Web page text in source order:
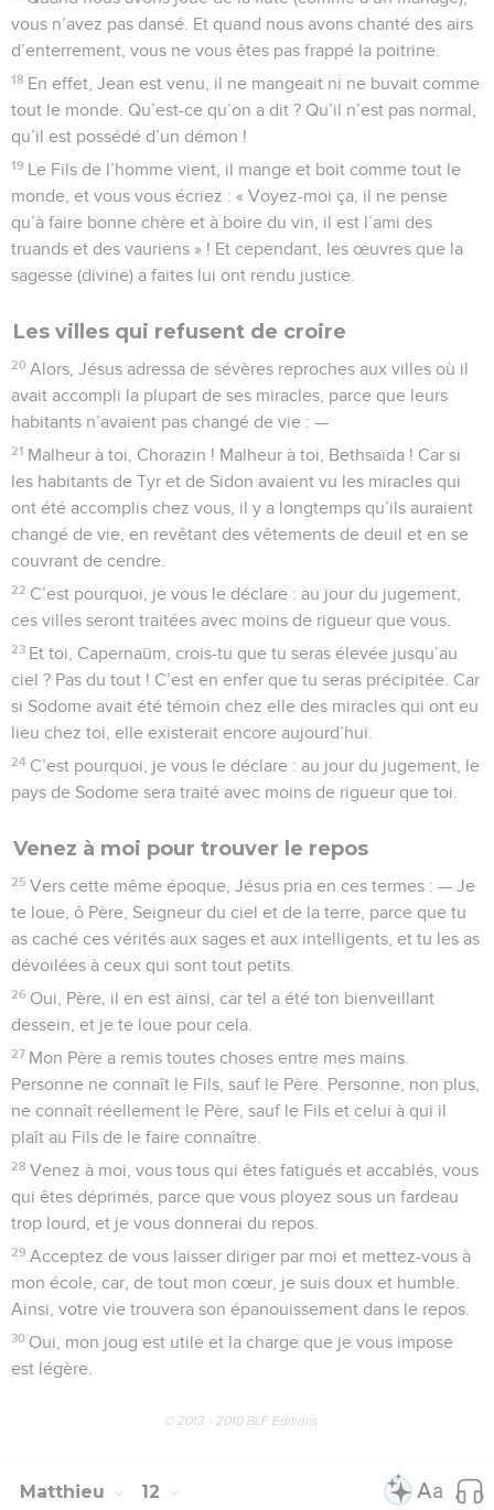
vous n’avez pas dansé. Et quand nous avons chanté des airs
d’enterrement, vous ne vous êtes pas frappé la poitrine.
18 En effet, Jean est venu, il ne mangeait ni ne buvait comme
tout le monde. Qu’est-ce qu’on a dit ? Qu’il n’est pas normal,
qu’il est possédé d’un démon !
19 Le Fils de l’homme vient, il mange et boit comme tout le
monde, et vous vous écriez : « Voyez-moi ça, il ne pense
qu’à faire bonne chère et à boire du vin, il est l’ami des
truands et des vauriens » ! Et cependant, les œuvres que la
sagesse (divine) a faites lui ont rendu justice.
Les villes qui refusent de croire
20 Alors, Jésus adressa de sévères reproches aux villes où il
avait accompli la plupart de ses miracles, parce que leurs
habitants n’avaient pas changé de vie : —
21 Malheur à toi, Chorazin ! Malheur à toi, Bethsaïda ! Car si
les habitants de Tyr et de Sidon avaient vu les miracles qui
ont été accomplis chez vous, il y a longtemps qu’ils auraient
changé de vie, en revêtant des vêtements de deuil et en se
couvrant de cendre.
22 C’est pourquoi, je vous le déclare : au jour du jugement,
ces villes seront traitées avec moins de rigueur que vous.
23 Et toi, Capernaüm, crois-tu que tu seras élevée jusqu’au
ciel ? Pas du tout ! C’est en enfer que tu seras précipitée. Car
si Sodome avait été témoin chez elle des miracles qui ont eu
lieu chez toi, elle existerait encore aujourd’hui.
24 C’est pourquoi, je vous le déclare : au jour du jugement, le
pays de Sodome sera traité avec moins de rigueur que toi.
Venez à moi pour trouver le repos
25 Vers cette même époque, Jésus pria en ces termes : — Je
te loue, ô Père, Seigneur du ciel et de la terre, parce que tu
as caché ces vérités aux sages et aux intelligents, et tu les as
dévoilées à ceux qui sont tout petits.
26 Oui, Père, il en est ainsi, car tel a été ton bienveillant
dessein, et je te loue pour cela.
27 Mon Père a remis toutes choses entre mes mains.
Personne ne connaît le Fils, sauf le Père. Personne, non plus,
ne connaît réellement le Père, sauf le Fils et celui à qui il
plaît au Fils de le faire connaître.
28 Venez à moi, vous tous qui êtes fatigués et accablés, vous
qui êtes déprimés, parce que vous ployez sous un fardeau
trop lourd, et je vous donnerai du repos.
29 Acceptez de vous laisser diriger par moi et mettez-vous à
mon école, car, de tout mon cœur, je suis doux et humble.
Ainsi, votre vie trouvera son épanouissement dans le repos.
30 Oui, mon joug est utile et la charge que je vous impose
est légère.
© 2013 - 2010 BLF Editions
Matthieu 12